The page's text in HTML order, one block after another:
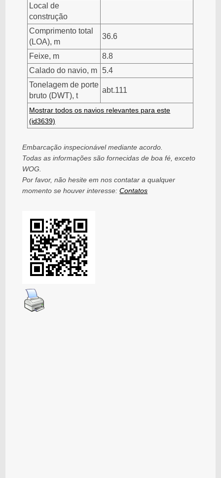
Local de
construção
Comprimento total
(LOA), m
36.6
Feixe, m
8.8
Calado do navio, m
5.4
Tonelagem de porte
bruto (DWT), t
abt.111
Mostrar todos os navios relevantes para este
(id3639)
Embarcação inspecionável mediante acordo.
Todas as informações são fornecidas de boa fé, exceto
WOG.
Por favor, não hesite em nos contatar a qualquer
momento se houver interesse:Contatos